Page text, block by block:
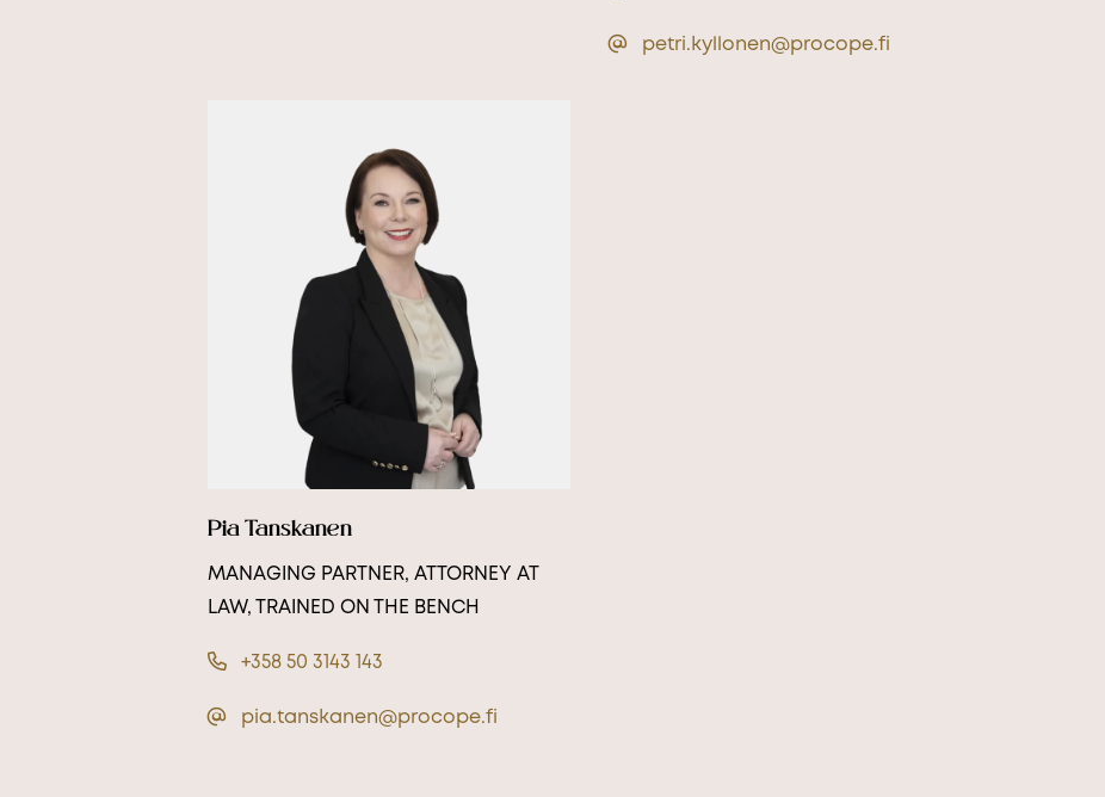
petri.kyllonen@procope.fi
Pia Tanskanen
MANAGING PARTNER, ATTORNEY AT
LAW, TRAINED ON THE BENCH
+358 50 3143 143
pia.tanskanen@procope.fi
More from Procopé &
Hornborg?
Subscribe to our newsletter to receive our latest news,
blogs, references and more from us.